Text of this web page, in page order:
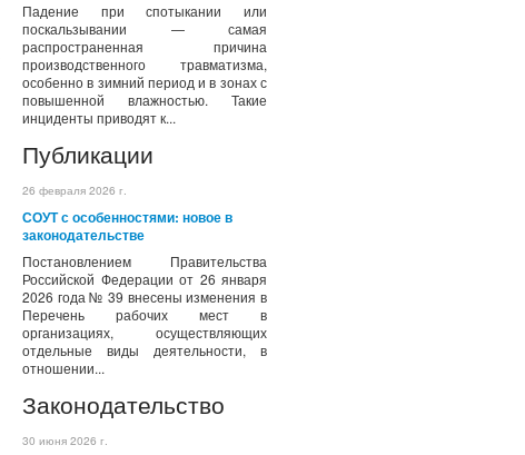
Падение при спотыкании или
поскальзывании — самая
распространенная причина
производственного травматизма,
особенно в зимний период и в зонах с
повышенной влажностью. Такие
инциденты приводят к...
Публикации
26 февраля 2026 г.
СОУТ с особенностями: новое в
законодательстве
Постановлением Правительства
Российской Федерации от 26 января
2026 года № 39 внесены изменения в
Перечень рабочих мест в
организациях, осуществляющих
отдельные виды деятельности, в
отношении...
Законодательство
30 июня 2026 г.